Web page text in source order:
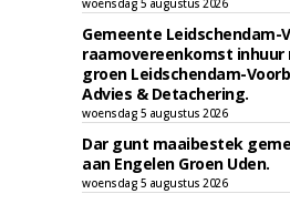
woensdag 5 augustus 2026
Gemeente Leidschendam-
raamovereenkomst inhuur
groen Leidschendam-
Advies & Detachering.
woensdag 5 augustus 2026
Dar gunt maaibestek
aan Engelen Groen Uden.
woensdag 5 augustus 2026